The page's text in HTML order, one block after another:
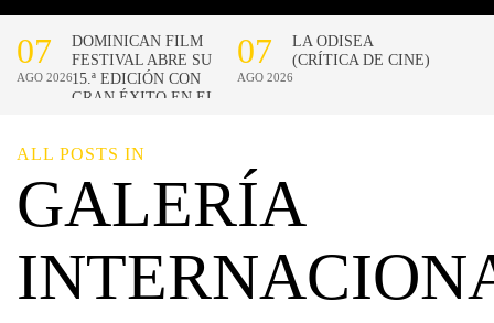
ALL POSTS IN
GALERÍA